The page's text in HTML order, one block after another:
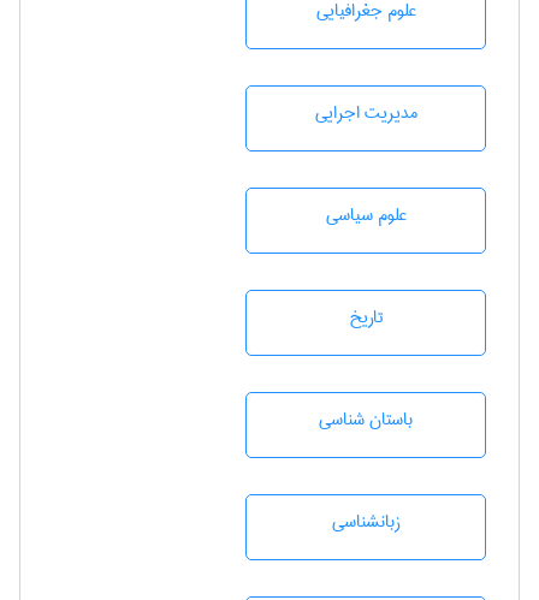
علوم جغرافيايی
مديريت اجرايی
علوم سياسی
تاريخ
باستان شناسی
زبانشناسی